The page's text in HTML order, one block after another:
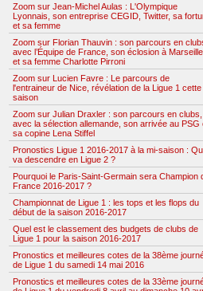
Zoom sur Jean-Michel Aulas : L'Olympique
Lyonnais, son entreprise CEGID, Twitter, sa
et sa femme
Zoom sur Florian Thauvin : son parcours en
avec l’Équipe de France, son éclosion à Marseille
et sa femme Charlotte Pirroni
Zoom sur Lucien Favre : Le parcours de
l'entraineur de Nice, révélation de la Ligue 1 cette
saison
Zoom sur Julian Draxler : son parcours en clubs,
avec la sélection allemande, son arrivée au PSG
sa copine Lena Stiffel
Pronostics Ligue 1 2016-2017 à la mi-saison :
va descendre en Ligue 2 ?
Pourquoi le Paris-Saint-Germain sera Champion
France 2016-2017 ?
Championnat de Ligue 1 : les tops et les flops du
début de la saison 2016-2017
Quel est le classement des budgets de clubs de
Ligue 1 pour la saison 2016-2017
Pronostics et meilleures cotes de la 38ème
de Ligue 1 du samedi 14 mai 2016
Pronostics et meilleures cotes de la 33ème